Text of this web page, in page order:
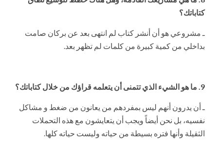
كتاباتك؟
ـ مشروعي هو أن أنشر كتاب لم انتهى بعد عن بركان صامت
بداخلي من كمية كبيرة من كلمات لم تظهر بعد.
9. ما هو الشيء الذي تتمنى أن يتعلمه قراؤك من خلال كتاباتك؟
ـ أن يدرون أنهم ليس بمفردهم من يعانون من ضغط و مشاكل
نفسيه، بل نحن أيضاً ويجب أن يتعايشون مع هذه التحملات
الثقيلة وأنها فتره بسيطة من حياته وليست حياته كلها.